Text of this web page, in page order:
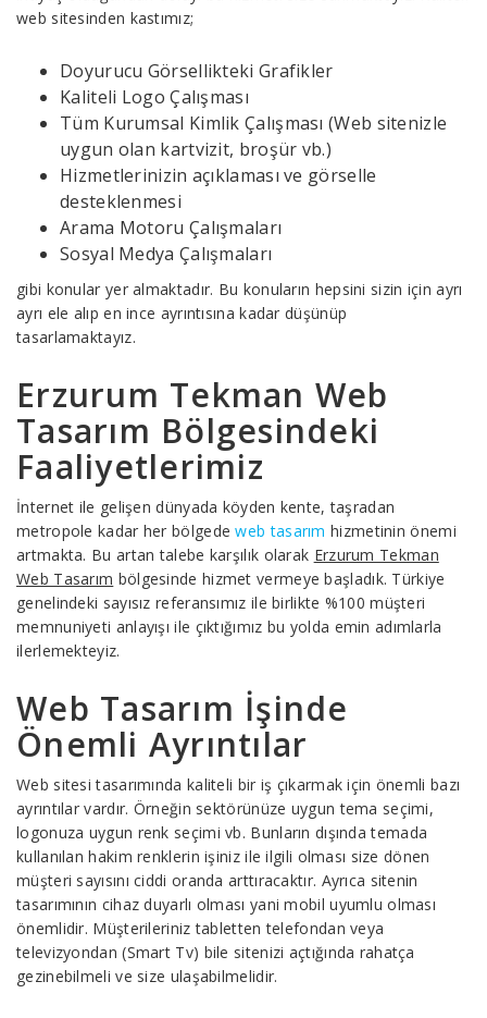
web sitesinden kastımız;
Doyurucu Görsellikteki Grafikler
Kaliteli Logo Çalışması
Tüm Kurumsal Kimlik Çalışması (Web sitenizle
uygun olan kartvizit, broşür vb.)
Hizmetlerinizin açıklaması ve görselle
desteklenmesi
Arama Motoru Çalışmaları
Sosyal Medya Çalışmaları
gibi konular yer almaktadır. Bu konuların hepsini sizin için ayrı
ayrı ele alıp en ince ayrıntısına kadar düşünüp
tasarlamaktayız.
Erzurum Tekman Web
Tasarım Bölgesindeki
Faaliyetlerimiz
İnternet ile gelişen dünyada köyden kente, taşradan
metropole kadar her bölgedeweb tasarım hizmetinin önemi
artmakta. Bu artan talebe karşılık olarak Erzurum Tekman
Web Tasarım bölgesinde hizmet vermeye başladık. Türkiye
genelindeki sayısız referansımız ile birlikte %100 müşteri
memnuniyeti anlayışı ile çıktığımız bu yolda emin adımlarla
ilerlemekteyiz.
Web Tasarım İşinde
Önemli Ayrıntılar
Web sitesi tasarımında kaliteli bir iş çıkarmak için önemli bazı
ayrıntılar vardır. Örneğin sektörünüze uygun tema seçimi,
logonuza uygun renk seçimi vb. Bunların dışında temada
kullanılan hakim renklerin işiniz ile ilgili olması size dönen
müşteri sayısını ciddi oranda arttıracaktır. Ayrıca sitenin
tasarımının cihaz duyarlı olması yani mobil uyumlu olması
önemlidir. Müşterileriniz tabletten telefondan veya
televizyondan (Smart Tv) bile sitenizi açtığında rahatça
gezinebilmeli ve size ulaşabilmelidir.